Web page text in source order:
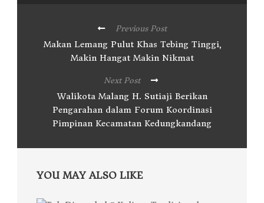
Previous Post
Makan Lemang Pulut Khas Tebing Tinggi,
Makin Hangat Makin Nikmat
Next Post
Walikota Malang H. Sutiaji Berikan
Pengarahan dalam Forum Koordinasi
Pimpinan Kecamatan Kedungkandang
YOU MAY ALSO LIKE